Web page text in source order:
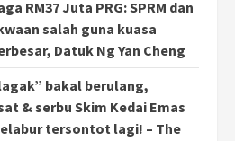
RM37 Juta PRG: SPRM dan
salah guna kuasa
Datuk Ng Yan Cheng
bakal berulang,
& serbu Skim Kedai Emas
tersontot lagi! – The